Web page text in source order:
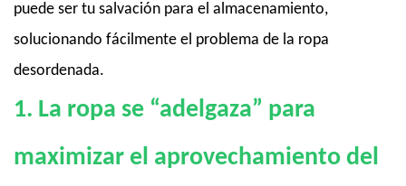
puede ser tu salvación para el almacenamiento,
solucionando fácilmente el problema de la ropa
desordenada.
1. La ropa se “adelgaza” para
maximizar el aprovechamiento del